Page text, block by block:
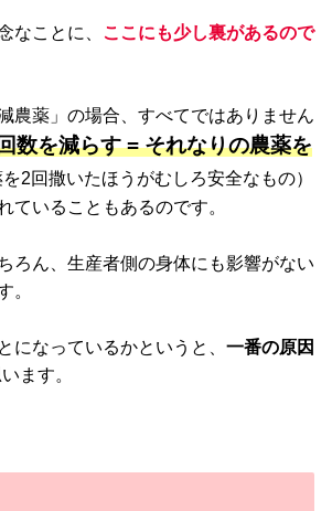
なことに、 ここにも少し裏があるので
農薬」の場合、すべてではありません
数を減らす = それなりの農薬を
を2回撒いたほうがむしろ安全なもの）
ていることもあるのです。
ろん、生産者側の身体にも影響がない
。
になっているかというと、 一番の原因
ます。